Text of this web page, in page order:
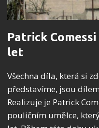
Patrick
let
Všechna díla, která si
představíme, jsou
Realizuje je Patrick
pouličním umělce,